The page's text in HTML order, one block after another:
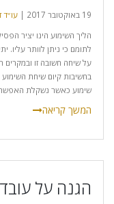
19 באוקטובר 2017 | עו״ד
הליך השימוע הינו יציר
לתומם כי ניתן לוותר עליו.
על שיחה חשובה זו
בחשיבות קיום שיחת
שימוע כאשר נשקלת
הגנה על